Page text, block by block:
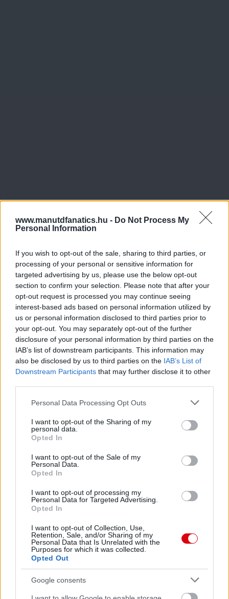
www.manutdfanatics.hu - Do Not Process My
Personal Information
If you wish to opt-out of the sale, sharing to third parties, or
processing of your personal or sensitive information for
targeted advertising by us, please use the below opt-out
section to confirm your selection. Please note that after your
opt-out request is processed you may continue seeing
interest-based ads based on personal information utilized by
us or personal information disclosed to third parties prior to
your opt-out. You may separately opt-out of the further
disclosure of your personal information by third parties on the
IAB’s list of downstream participants. This information may
also be disclosed by us to third parties on the IAB’s List of
Downstream Participants that may further disclose it to other
Please note that this website/app uses one or more Google
not limited to your visit or usage behaviour. You may click to
grant or deny consent to Google and its third-party tags to
use your data for below specified purposes in below Google
consent section.
Personal Data Processing Opt Outs
I want to opt-out of the Sharing of my
personal data.
Opted In
I want to opt-out of the Sale of my
Personal Data.
Opted In
I want to opt-out of processing my
Personal Data for Targeted Advertising.
Opted In
I want to opt-out of Collection, Use,
Retention, Sale, and/or Sharing of my
Personal Data that Is Unrelated with the
Purposes for which it was collected.
Opted Out
Google consents
Meccs Center
Paris Saint-Germain
Felkészülési szezon 4. mérkőzés
Nya Ullevi, Göteborg
1 nap 4 óra 51 perc 46 másodperc